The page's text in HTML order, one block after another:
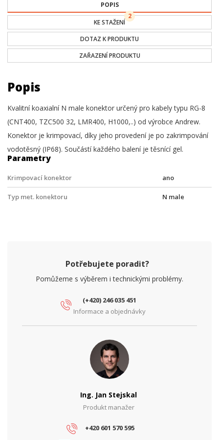
POPIS
KE STAŽENÍ
2
DOTAZ K PRODUKTU
ZAŘAZENÍ PRODUKTU
Popis
Kvalitní koaxialní N male konektor určený pro kabely typu RG-8
(CNT400, TZC500 32, LMR400, H1000,..) od výrobce Andrew.
Konektor je krimpovací, díky jeho provedení je po zakrimpování
vodotěsný (IP68). Součástí každého balení je těsnící gel.
Parametry
Krimpovací konektor ano
Typ met. konektoru N male
Potřebujete poradit?
Pomůžeme s výběrem i technickými problémy.
(+420) 246 035 451
Informace a objednávky
Ing. Jan Stejskal
Produkt manažer
+420 601 570 595